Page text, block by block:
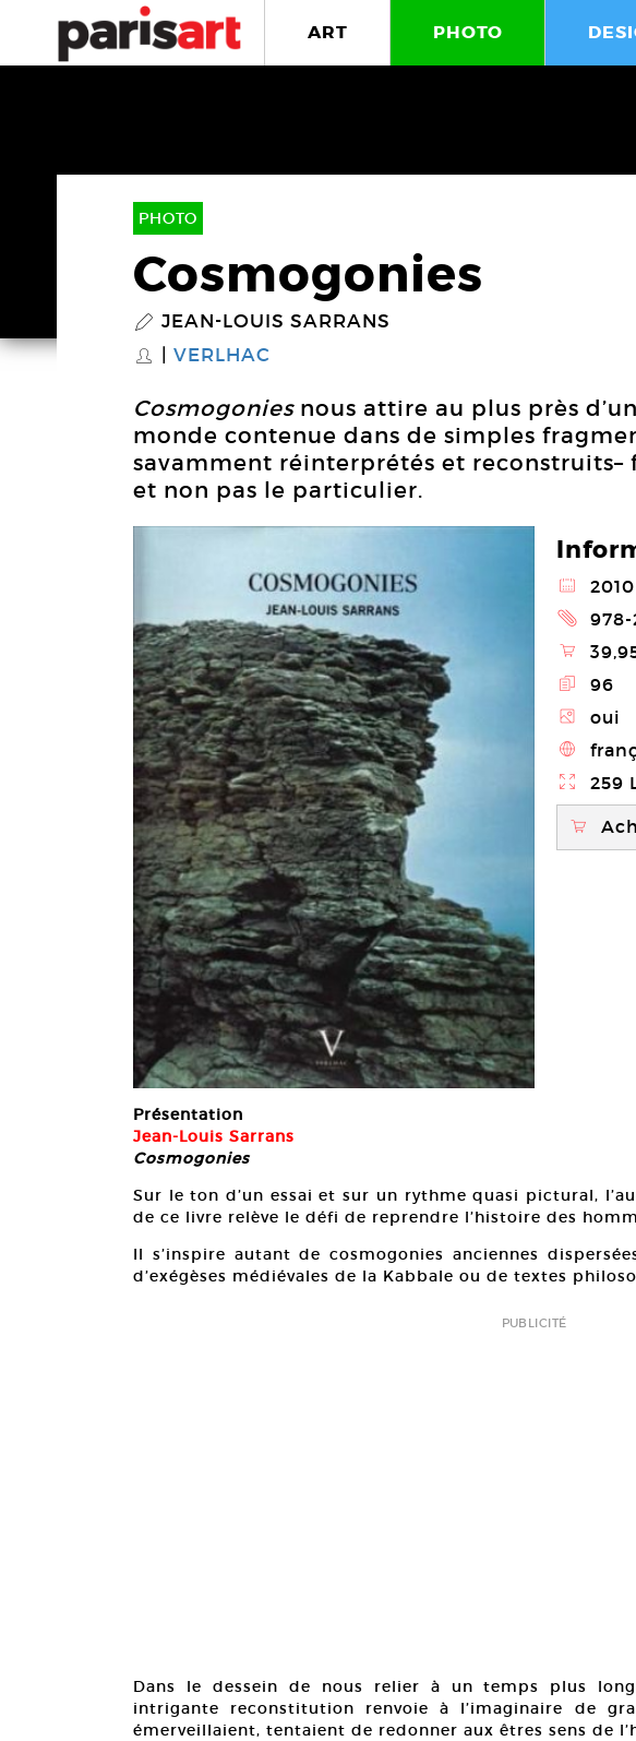
ART PHOTO
PHOTO
Cosmogonies
P JEAN-LOUIS SARRANS
S VERLHAC
Cosmogoniesnous attire au plus près
monde contenue dans de simples
savamment réinterprétés et reconstruits–
et non pas le particulier.
@ 2010
2 978-
\
E 96
Z oui
4
} 259
\
Présentation
Jean-Louis Sarrans
Cosmogonies
Sur le ton d’un essai et sur un rythme quasi pictural,
de ce livre relève le défi de reprendre l’histoire des
Il s’inspire autant de cosmogonies anciennes
d’exégèses médiévales de la Kabbale ou de textes
PUBLICITÉ
Dans le dessein de nous relier à un temps plus
intrigante reconstitution renvoie à l’imaginaire de
émerveillaient, tentaient de redonner aux êtres sens de